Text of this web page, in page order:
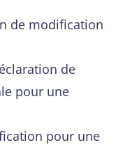
de modification
de
pour une
pour une